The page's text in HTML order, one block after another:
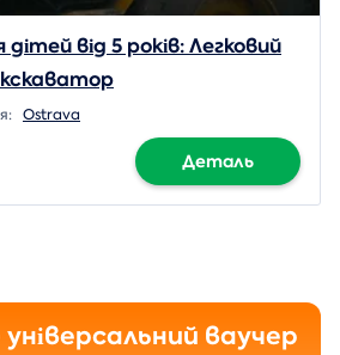
від 5 років: Легковий
Ostrava
Деталь
ваучер